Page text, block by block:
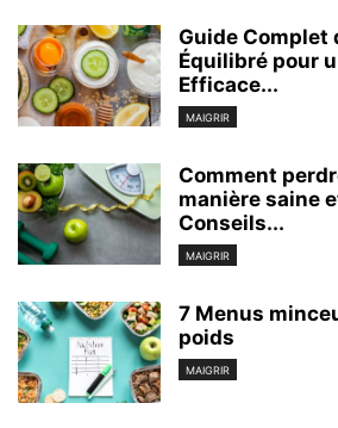
Guide Complet
Équilibré pour
Efficace...
MAIGRIR
Comment
manière saine
Conseils...
MAIGRIR
7 Menus
poids
MAIGRIR